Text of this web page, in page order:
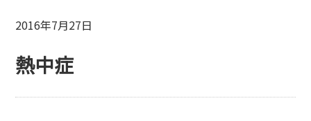
2016年7月27日
熱中症